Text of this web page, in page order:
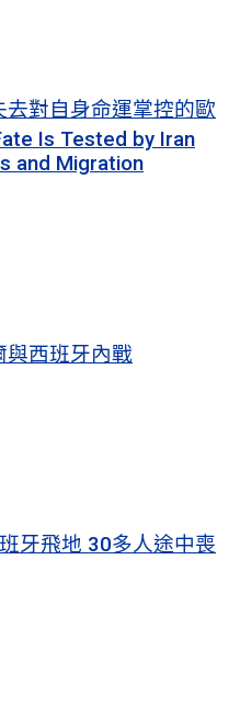
對自身命運掌控的歐
Is Tested by Iran
and Migration
與西班牙內戰
牙飛地 30多人途中喪